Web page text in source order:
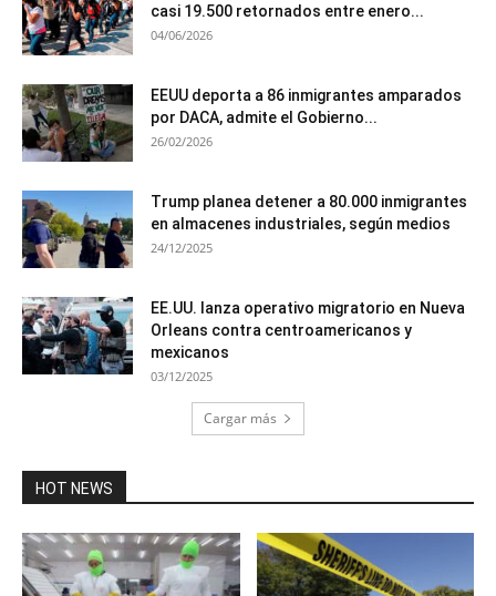
casi 19.500 retornados entre enero...
04/06/2026
EEUU deporta a 86 inmigrantes amparados
por DACA, admite el Gobierno...
26/02/2026
Trump planea detener a 80.000 inmigrantes
en almacenes industriales, según medios
24/12/2025
EE.UU. lanza operativo migratorio en Nueva
Orleans contra centroamericanos y
mexicanos
03/12/2025
Cargar más
HOT NEWS